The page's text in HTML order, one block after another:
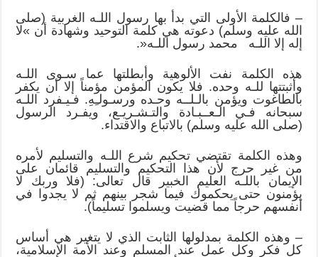
– فالكلمة الأولى التي بدأ بها رسول اللـه الغربية (صلى
الله عليه وسلم) دعوته هي كلمة التوحيد وشهادة أن »لا
إله إلا اللـه محمد رسول اللـه«.
هذه الكلمة نفت الألوهية وأبطلتها عما سـوى اللـه
وأثبتتها للـه وحده. فلا يكون المؤمن مؤمناً إلا أن يكفر
بالطاغوت ويؤمن بالـلــه وحـده ورسـولـِهِ. فـيـفرد اللـه
سبحانه فـي الـعــبـادة والتـشـريـع، ويفـرد الرسول
(صلى الله عليه وسلم) بالاتباع والاقتداء.
وهذه الكلمة تقتضي تحكيم شرع اللـه والتسليم لأمره
من غير حرج لأن هذا التحكيم والتسليم قائمان على
الإيمان باللـه العليم الخبير قال تعالى: (فلا وربك لا
يؤمنون حتى يحكموك فيما شجر بينهم ثم لا يجدوا في
أنفسهم حرجاً مما قضيت ويسلموا تسليماً).
– وهذه الكلمة بمدلولها الثابت الذي لا يتغير هي أساس
كل فكر وكل عمل عند المسلم وعند الأمة الإسلامية،